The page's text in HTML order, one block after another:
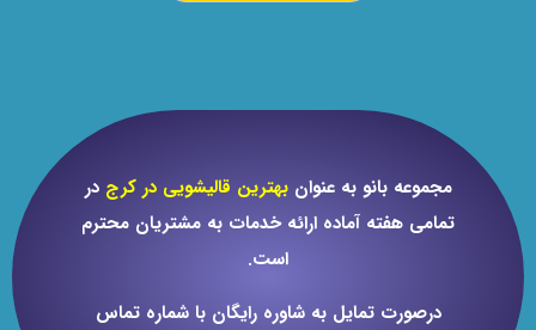
مجموعه بانو به عنوانبهترین قالیشویی در کرج در
تمامی هفته آماده ارائه خدمات به مشتریان محترم
است.
درصورت تمایل به شاوره رایگان با شماره تماس